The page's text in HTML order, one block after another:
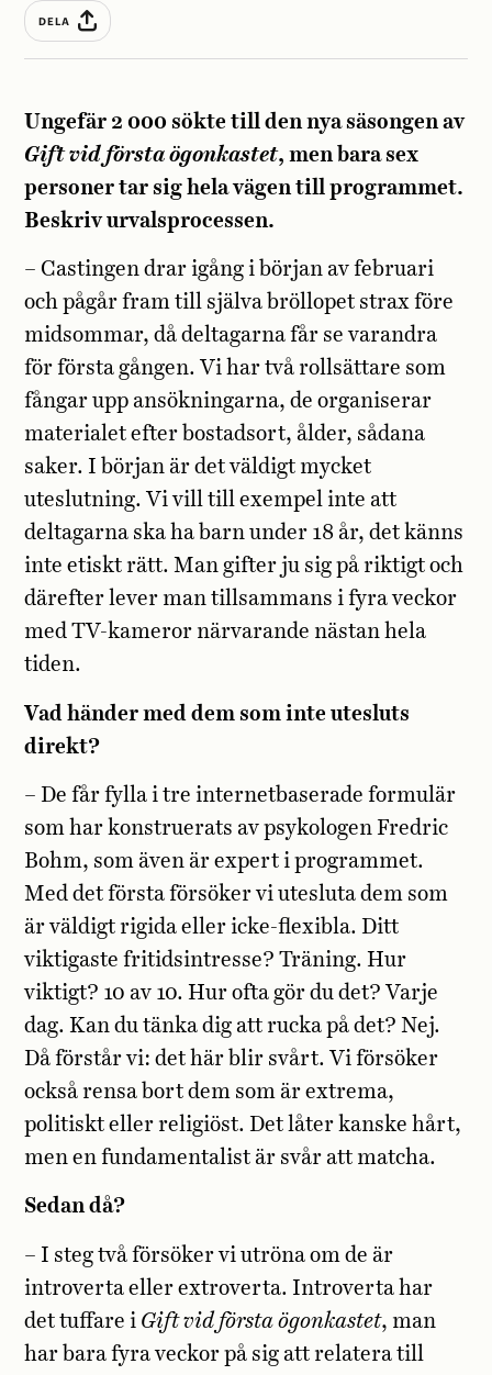
DELA
Ungefär 2 000 sökte till den nya säsongen av
Gift vid första ögonkastet, men bara sex
personer tar sig hela vägen till programmet.
Beskriv urvalsprocessen.
– Castingen drar igång i början av februari
och pågår fram till själva bröllopet strax före
midsommar, då deltagarna får se varandra
för första gången. Vi har två rollsättare som
fångar upp ansökningarna, de organiserar
materialet efter bostadsort, ålder, sådana
saker. I början är det väldigt mycket
uteslutning. Vi vill till exempel inte att
deltagarna ska ha barn under 18 år, det känns
inte etiskt rätt. Man gifter ju sig på riktigt och
därefter lever man tillsammans i fyra veckor
med TV-kameror närvarande nästan hela
tiden.
Vad händer med dem som inte utesluts
direkt?
– De får fylla i tre internetbaserade formulär
som har konstruerats av psykologen Fredric
Bohm, som även är expert i programmet.
Med det första försöker vi utesluta dem som
är väldigt rigida eller icke-flexibla. Ditt
viktigaste fritidsintresse? Träning. Hur
viktigt? 10 av 10. Hur ofta gör du det? Varje
dag. Kan du tänka dig att rucka på det? Nej.
Då förstår vi: det här blir svårt. Vi försöker
också rensa bort dem som är extrema,
politiskt eller religiöst. Det låter kanske hårt,
men en fundamentalist är svår att matcha.
Sedan då?
– I steg två försöker vi utröna om de är
introverta eller extroverta. Introverta har
det tuffare i Gift vid första ögonkastet, man
har bara fyra veckor på sig att relatera till